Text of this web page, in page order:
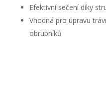
Efektivní sečení díky
Vhodná pro úpravu
obrubníků